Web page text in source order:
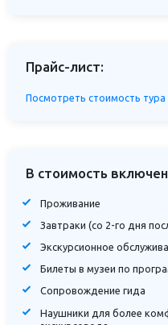
Прайс-лист:
Посмотреть стоимость
В стоимость
Проживание
Завтраки (со 2-го дня
Экскурсионное
Билеты в музеи по
Сопровождение гида
Наушники для более